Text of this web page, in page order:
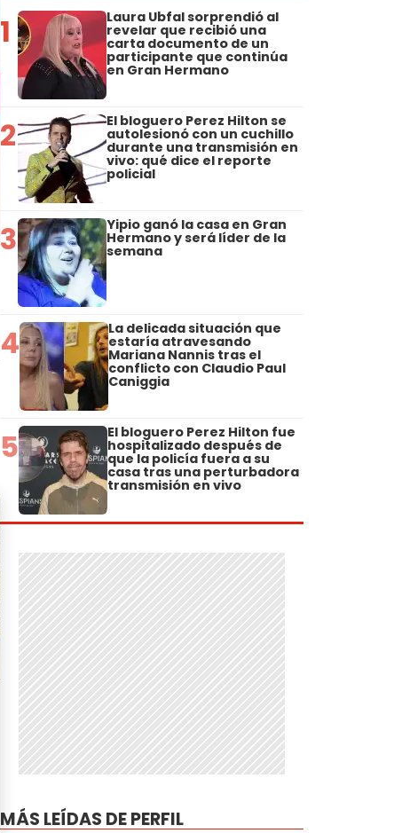
1 Laura Ubfal sorprendió al
revelar que recibió una
carta documento de un
participante que continúa
en Gran Hermano
2 El bloguero Perez Hilton se
autolesionó con un cuchillo
durante una transmisión en
vivo: qué dice el reporte
policial
3 Yipio ganó la casa en Gran
Hermano y será líder de la
semana
4 La delicada situación que
estaría atravesando
Mariana Nannis tras el
conflicto con Claudio Paul
Caniggia
5 El bloguero Perez Hilton fue
hospitalizado después de
que la policía fuera a su
casa tras una perturbadora
transmisión en vivo
MÁS LEÍDAS DE PERFIL